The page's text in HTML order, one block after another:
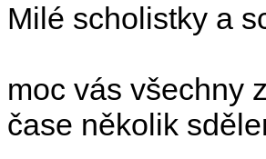
Milé scholistky a
moc vás všechny
čase několik